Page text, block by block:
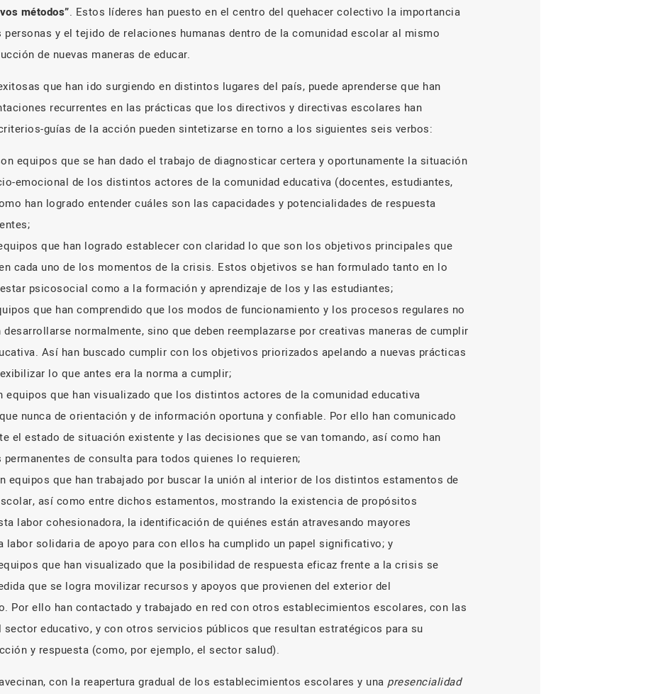
métodos”. Estos líderes han puesto en el centro del quehacer colectivo la importancia
personas y el tejido de relaciones humanas dentro de la comunidad escolar al mismo
de nuevas maneras de educar.
que han ido surgiendo en distintos lugares del país, puede aprenderse que han
recurrentes en las prácticas que los directivos y directivas escolares han
guías de la acción pueden sintetizarse en torno a los siguientes seis verbos:
equipos que se han dado el trabajo de diagnosticar certera y oportunamente la situación
emocional de los distintos actores de la comunidad educativa (docentes, estudiantes,
han logrado entender cuáles son las capacidades y potencialidades de respuesta
que han logrado establecer con claridad lo que son los objetivos principales que
cada uno de los momentos de la crisis. Estos objetivos se han formulado tanto en lo
psicosocial como a la formación y aprendizaje de los y las estudiantes;
que han comprendido que los modos de funcionamiento y los procesos regulares no
desarrollarse normalmente, sino que deben reemplazarse por creativas maneras de cumplir
Así han buscado cumplir con los objetivos priorizados apelando a nuevas prácticas
lo que antes era la norma a cumplir;
equipos que han visualizado que los distintos actores de la comunidad educativa
nunca de orientación y de información oportuna y confiable. Por ello han comunicado
el estado de situación existente y las decisiones que se van tomando, así como han
de consulta para todos quienes lo requieren;
equipos que han trabajado por buscar la unión al interior de los distintos estamentos de
así como entre dichos estamentos, mostrando la existencia de propósitos
labor cohesionadora, la identificación de quiénes están atravesando mayores
labor solidaria de apoyo para con ellos ha cumplido un papel significativo; y
que han visualizado que la posibilidad de respuesta eficaz frente a la crisis se
que se logra movilizar recursos y apoyos que provienen del exterior del
Por ello han contactado y trabajado en red con otros establecimientos escolares, con las
sector educativo, y con otros servicios públicos que resultan estratégicos para su
y respuesta (como, por ejemplo, el sector salud).
con la reapertura gradual de los establecimientos escolares y una presencialidad